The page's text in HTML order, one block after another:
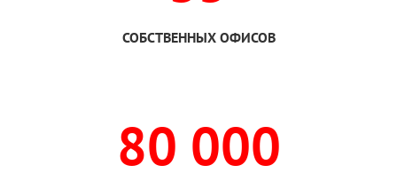
СОБСТВЕННЫХ ОФИСОВ
80 000